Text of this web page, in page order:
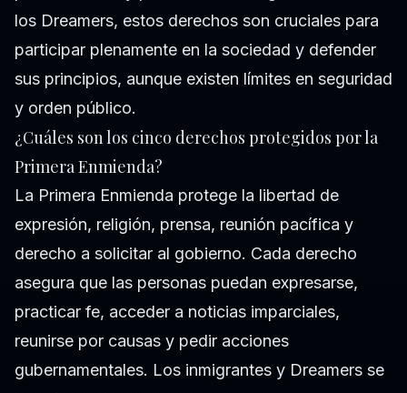
los Dreamers, estos derechos son cruciales para
participar plenamente en la sociedad y defender
sus principios, aunque existen límites en seguridad
y orden público.
¿Cuáles son los cinco derechos protegidos por la
Primera Enmienda?
La Primera Enmienda protege la libertad de
expresión, religión, prensa, reunión pacífica y
derecho a solicitar al gobierno. Cada derecho
asegura que las personas puedan expresarse,
practicar fe, acceder a noticias imparciales,
reunirse por causas y pedir acciones
gubernamentales. Los inmigrantes y Dreamers se